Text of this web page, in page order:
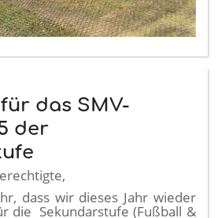
das SMV-
der
dass wir dieses Jahr wieder
die Sekundarstufe (Fußball &